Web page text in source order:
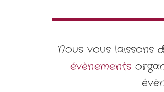
Nous vous laissons
évènements